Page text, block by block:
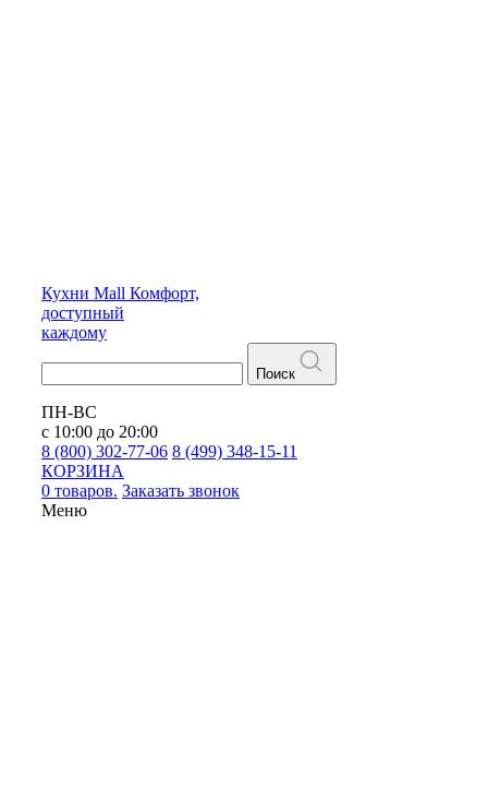
Кухни Mall Комфорт,
доступный
каждому
Поиск
ПН-ВС
с 10:00 до 20:00
8 (800) 302-77-06 8 (499) 348-15-11
КОРЗИНА
0 товаров. Заказать звонок
Меню